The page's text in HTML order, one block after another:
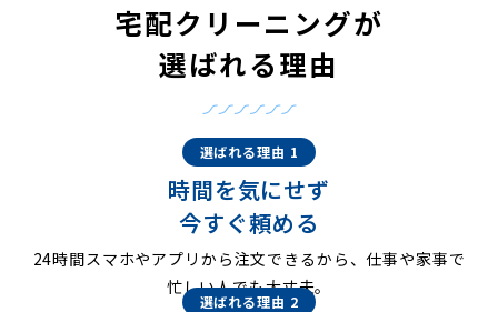
宅配クリーニングが
選ばれる理由
選ばれる理由 1
時間を気にせず
今すぐ頼める
24時間スマホやアプリから注文できるから、仕事や家事で
忙しい人でも大丈夫。
選ばれる理由 2